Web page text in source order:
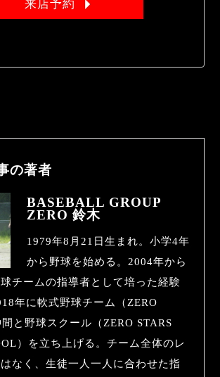
来店予約
の著者
BASEBALL GROUP
ZERO 鈴木
1979年8月21日生まれ。小学4年
から野球を始める。2004年から
チームの指導者として培った経験
年に軟式野球チーム（ZERO
と野球スクール（ZERO STARS
）を立ち上げる。チーム全体のレ
なく、生徒一人一人に合わせた指